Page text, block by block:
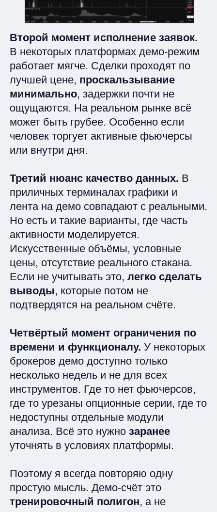
Второй момент исполнение заявок.
В некоторых платформах демо-режим
работает мягче. Сделки проходят по
лучшей цене, проскальзывание
минимально, задержки почти не
ощущаются. На реальном рынке всё
может быть грубее. Особенно если
человек торгует активные фьючерсы
или внутри дня.
Третий нюанс качество данных. В
приличных терминалах графики и
лента на демо совпадают с реальными.
Но есть и такие варианты, где часть
активности моделируется.
Искусственные объёмы, условные
цены, отсутствие реального стакана.
Если не учитывать это, легко сделать
выводы, которые потом не
подтвердятся на реальном счёте.
Четвёртый момент ограничения по
времени и функционалу. У некоторых
брокеров демо доступно только
несколько недель и не для всех
инструментов. Где то нет фьючерсов,
где то урезаны опционные серии, где то
недоступны отдельные модули
анализа. Всё это нужно заранее
уточнять в условиях платформы.
Поэтому я всегда повторяю одну
простую мысль. Демо-счёт это
тренировочный полигон, а не